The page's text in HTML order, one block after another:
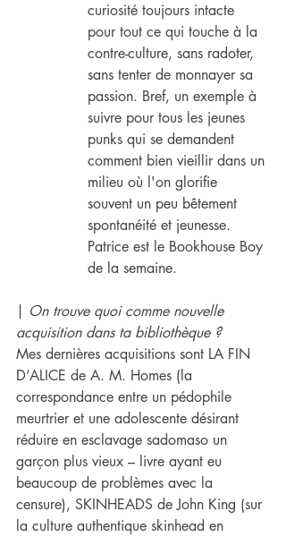
curiosité toujours intacte
pour tout ce qui touche à la
contre-culture, sans radoter,
sans tenter de monnayer sa
passion. Bref, un exemple à
suivre pour tous les jeunes
punks qui se demandent
comment bien vieillir dans un
milieu où l'on glorifie
souvent un peu bêtement
spontanéité et jeunesse.
Patrice est le Bookhouse Boy
de la semaine.
On trouve quoi comme nouvelle
acquisition dans ta bibliothèque ?
Mes dernières acquisitions sont LA FIN
D’ALICE de A. M. Homes (la
correspondance entre un pédophile
meurtrier et une adolescente désirant
réduire en esclavage sadomaso un
garçon plus vieux – livre ayant eu
beaucoup de problèmes avec la
censure), SKINHEADS de John King (sur
la culture authentique skinhead en